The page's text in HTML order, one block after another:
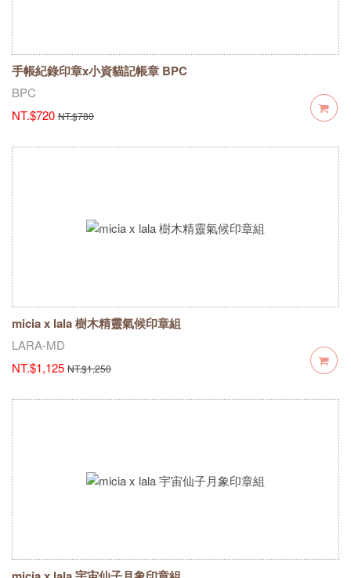
手帳紀錄印章x小資貓記帳章 BPC
BPC
NT.$720 NT.$780
micia x lala 樹木精靈氣候印章組
LARA-MD
NT.$1,125 NT.$1,250